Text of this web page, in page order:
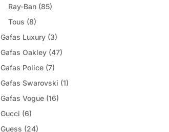
Ray-Ban (85)
Tous (8)
Gafas Luxury (3)
Gafas Oakley (47)
Gafas Police (7)
Gafas Swarovski (1)
Gafas Vogue (16)
Gucci (6)
Guess (24)